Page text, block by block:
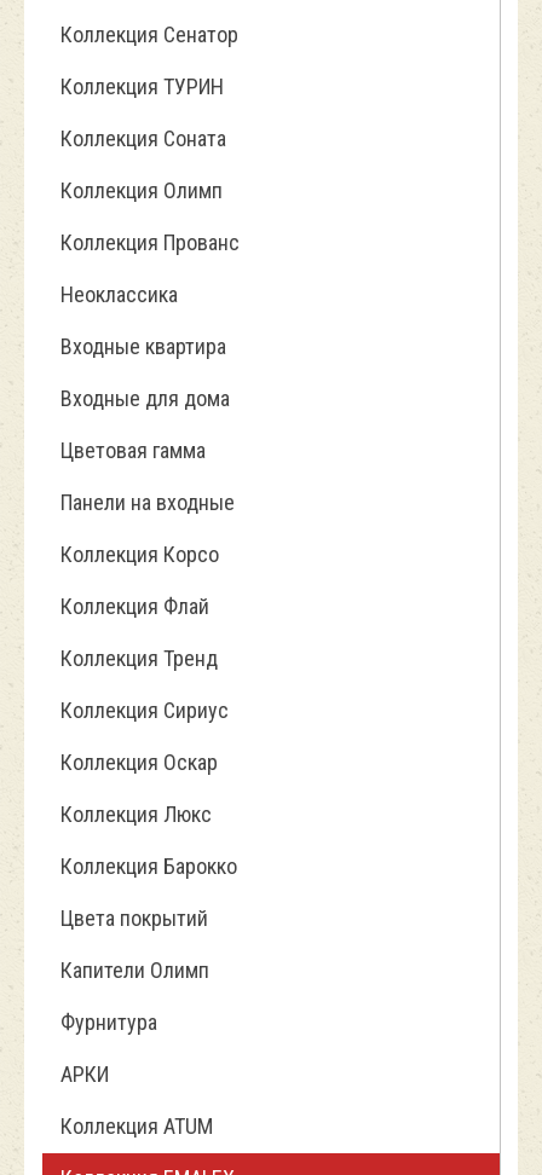
Коллекция Сенатор
Коллекция ТУРИН
Коллекция Соната
Коллекция Олимп
Коллекция Прованс
Неоклассика
Входные квартира
Входные для дома
Цветовая гамма
Панели на входные
Коллекция Корсо
Коллекция Флай
Коллекция Тренд
Коллекция Сириус
Коллекция Оскар
Коллекция Люкс
Коллекция Барокко
Цвета покрытий
Капители Олимп
Фурнитура
АРКИ
Коллекция ATUM